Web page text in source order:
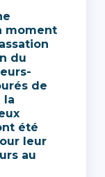
moment
du
de
la
été
leur
au